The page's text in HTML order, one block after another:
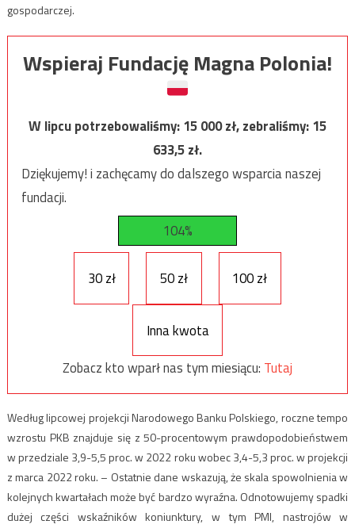
gospodarczej.
Wspieraj Fundację Magna Polonia!
W lipcu potrzebowaliśmy:15 000zł, zebraliśmy:15
633,5zł.
Dziękujemy! i zachęcamy do dalszego wsparcia naszej
fundacji.
104%
30 zł 50 zł 100 zł
Inna kwota
Zobacz kto wparł nas tym miesiącu: Tutaj
Według lipcowej projekcji Narodowego Banku Polskiego, roczne tempo
wzrostu PKB znajduje się z 50-procentowym prawdopodobieństwem
w przedziale 3,9-5,5 proc. w 2022 roku wobec 3,4-5,3 proc. w projekcji
z marca 2022 roku. – Ostatnie dane wskazują, że skala spowolnienia w
kolejnych kwartałach może być bardzo wyraźna. Odnotowujemy spadki
dużej części wskaźników koniunktury, w tym PMI, nastrojów w